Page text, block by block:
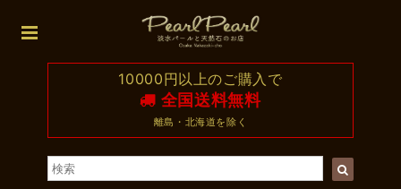
10000円以上のご購入で
全国送料無料
離島・北海道を除く